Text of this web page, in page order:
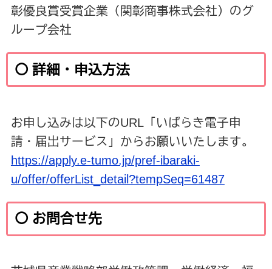
彰優良賞受賞企業（関彰商事株式会社）のグ
ループ会社
〇 詳細・申込方法
お申し込みは以下のURL「いばらき電子申
請・届出サービス」からお願いいたします。
https://apply.e-tumo.jp/pref-ibaraki-
u/offer/offerList_detail?tempSeq=61487
〇 お問合せ先